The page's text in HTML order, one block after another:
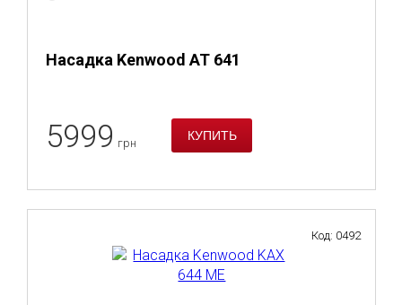
Насадка Kenwood AT 641
5999 грн
Код: 0492